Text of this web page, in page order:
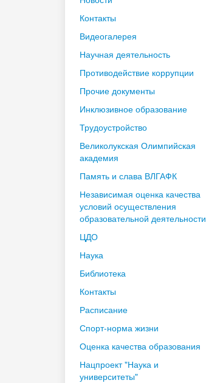
Контакты
Видеогалерея
Научная деятельность
Противодействие коррупции
Прочие документы
Инклюзивное образование
Трудоустройство
Великолукская Олимпийская
академия
Память и слава ВЛГАФК
Независимая оценка качества
условий осуществления
образовательной деятельности
ЦДО
Наука
Библиотека
Контакты
Расписание
Спорт-норма жизни
Оценка качества образования
Нацпроект "Наука и
университеты"